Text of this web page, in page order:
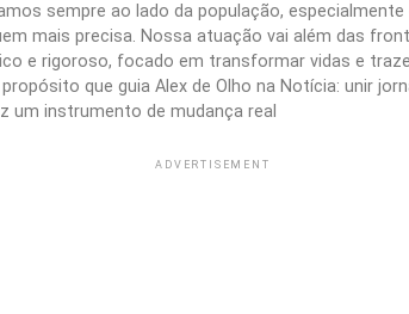
sempre ao lado da população, especialmente
mais precisa. Nossa atuação vai além das
e rigoroso, focado em transformar vidas e
que guia Alex de Olho na Notícia: unir
um instrumento de mudança real
ADVERTISEMENT